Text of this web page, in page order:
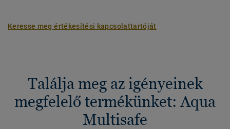
Keresse meg értékesítési kapcsolattartóját
Találja meg az igényeinek
megfelelő termékünket: Aqua
Multisafe